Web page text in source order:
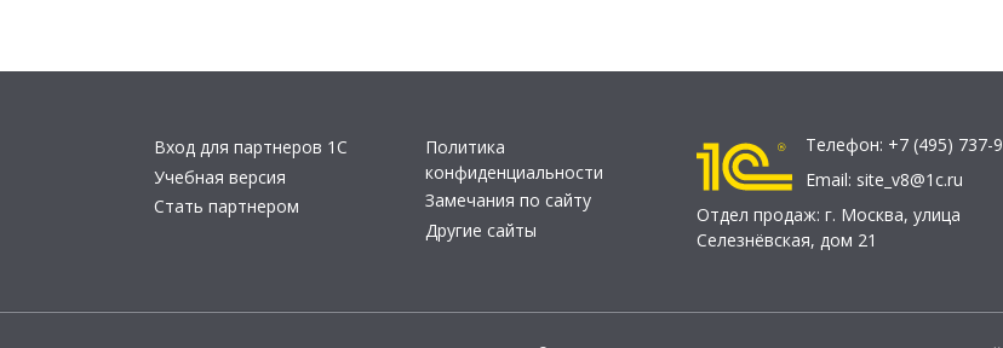
Вход для партнеров 1С
Учебная версия
Стать партнером
Политика
конфиденциальности
Замечания по сайту
Другие сайты
Телефон: +7 (495) 737-
Email: site_v8@1c.ru
Отдел продаж: г. Москва, улица
Селезнёвская, дом 21